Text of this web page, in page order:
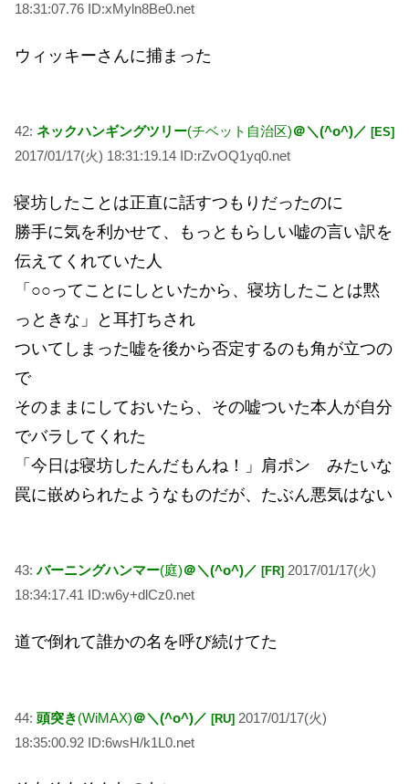
18:31:07.76 ID:xMyln8Be0.net
ウィッキーさんに捕まった
42: ネックハンギングツリー(チベット自治区)＠＼(^o^)／ [ES]
2017/01/17(火) 18:31:19.14 ID:rZvOQ1yq0.net
寝坊したことは正直に話すつもりだったのに
勝手に気を利かせて、もっともらしい嘘の言い訳を
伝えてくれていた人
「○○ってことにしといたから、寝坊したことは黙
っときな」と耳打ちされ
ついてしまった嘘を後から否定するのも角が立つの
で
そのままにしておいたら、その嘘ついた本人が自分
でバラしてくれた
「今日は寝坊したんだもんね！」肩ポン みたいな
罠に嵌められたようなものだが、たぶん悪気はない
43: バーニングハンマー(庭)＠＼(^o^)／ [FR] 2017/01/17(火)
18:34:17.41 ID:w6y+dlCz0.net
道で倒れて誰かの名を呼び続けてた
44: 頭突き(WiMAX)＠＼(^o^)／ [RU] 2017/01/17(火)
18:35:00.92 ID:6wsH/k1L0.net